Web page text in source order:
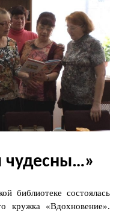
библиотеке состоялась
кружка «Вдохновение».